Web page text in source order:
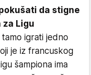
da stigne
Ligu
igrati jedno
je iz francuskog
šampiona ima